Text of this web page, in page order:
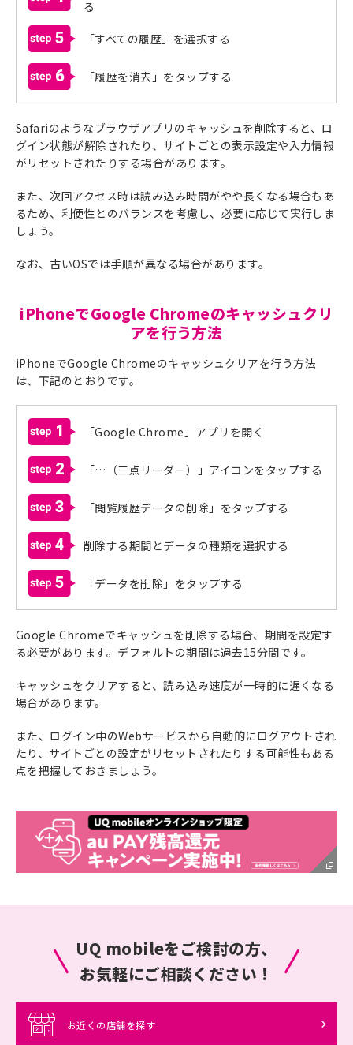
る
5 「すべての履歴」を選択する
6 「履歴を消去」をタップする
Safariのようなブラウザアプリのキャッシュを削除すると、ロ
グイン状態が解除されたり、サイトごとの表示設定や入力情報
がリセットされたりする場合があります。
また、次回アクセス時は読み込み時間がやや長くなる場合もあ
るため、利便性とのバランスを考慮し、必要に応じて実行しま
しょう。
なお、古いOSでは手順が異なる場合があります。
iPhoneでGoogle Chromeのキャッシュクリ
アを行う方法
iPhoneでGoogle Chromeのキャッシュクリアを行う方法
は、下記のとおりです。
1 「Google Chrome」アプリを開く
2 「…（三点リーダー）」アイコンをタップする
3 「閲覧履歴データの削除」をタップする
4 削除する期間とデータの種類を選択する
5 「データを削除」をタップする
Google Chromeでキャッシュを削除する場合、期間を設定す
る必要があります。デフォルトの期間は過去15分間です。
キャッシュをクリアすると、読み込み速度が一時的に遅くなる
場合があります。
また、ログイン中のWebサービスから自動的にログアウトされ
たり、サイトごとの設定がリセットされたりする可能性もある
点を把握しておきましょう。
UQ mobileをご検討の方、
お気軽にご相談ください！
お近くの店舗を探す